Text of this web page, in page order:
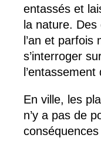
entassés et
la nature.
l’an et
s’interroger
En ville, les
n’y a pas de